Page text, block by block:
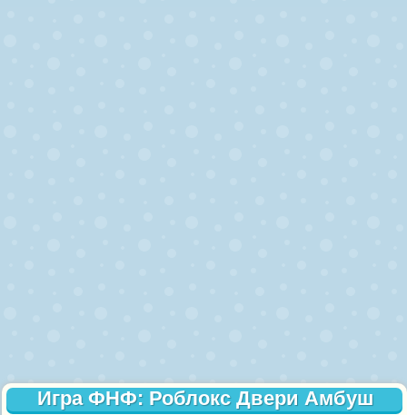
Игра ФНФ: Роблокс Двери Амбуш